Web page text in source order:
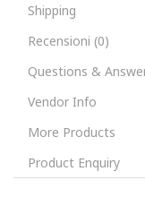
Shipping
Recensioni (0)
Questions &
Vendor Info
More Products
Product Enquiry